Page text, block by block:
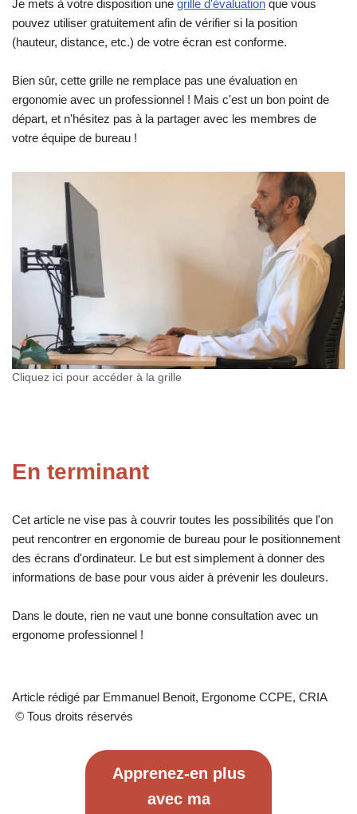
Je mets à votre disposition une grille d'évaluation que vous
pouvez utiliser gratuitement afin de vérifier si la position
(hauteur, distance, etc.) de votre écran est conforme.
Bien sûr, cette grille ne remplace pas une évaluation en
ergonomie avec un professionnel ! Mais c'est un bon point de
départ, et n'hésitez pas à la partager avec les membres de
votre équipe de bureau !
Cliquez ici pour accéder à la grille
En terminant
Cet article ne vise pas à couvrir toutes les possibilités que l'on
peut rencontrer en ergonomie de bureau pour le positionnement
des écrans d'ordinateur. Le but est simplement à donner des
informations de base pour vous aider à prévenir les douleurs.
Dans le doute, rien ne vaut une bonne consultation avec un
ergonome professionnel !
Article rédigé par Emmanuel Benoit, Ergonome CCPE, CRIA
© Tous droits réservés
Apprenez-en plus
avec ma